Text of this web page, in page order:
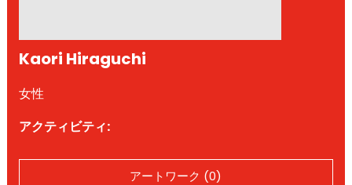
Kaori Hiraguchi
女性
アクティビティ:
アートワーク (0)